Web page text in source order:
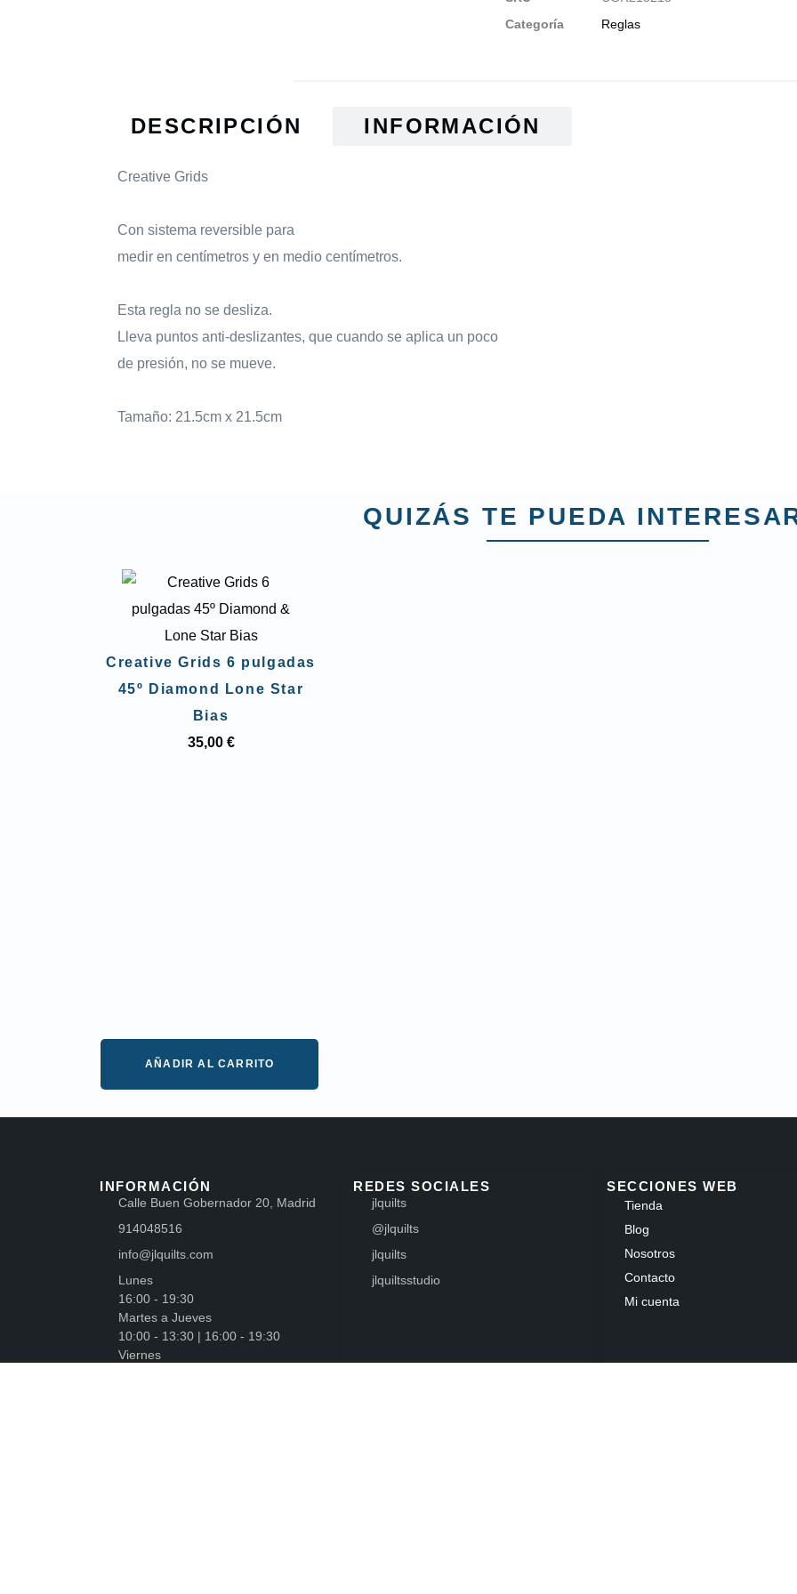
Categoría
Reglas
DESCRIPCIÓN INFORMACIÓN
Creative Grids
Con sistema reversible para
medir en centímetros y en medio centímetros.
Esta regla no se desliza.
Lleva puntos anti-deslizantes, que cuando se aplica un poco
de presión, no se mueve.
Tamaño: 21.5cm x 21.5cm
QUIZÁS TE PUEDA
Creative Grids 6 pulgadas
45º Diamond Lone Star
Bias
35,00 €
AÑADIR AL CARRITO
INFORMACIÓN
Calle Buen Gobernador 20, Madrid
914048516
info@jlquilts.com
Lunes
16:00 - 19:30
Martes a Jueves
10:00 - 13:30 | 16:00 - 19:30
Viernes
REDES SOCIALES
jlquilts
@jlquilts
jlquilts
jlquiltsstudio
SECCIONES WEB
Tienda
Blog
Nosotros
Contacto
Mi cuenta